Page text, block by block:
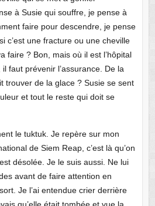
à Susie qui souffre, je pense à
faire pour descendre, je pense
c’est une fracture ou une cheville
faire ? Bon, mais où il est l’hôpital
faut prévenir l’assurance. De la
trouver de la glace ? Susie se sent
et tout le reste qui doit se
le tuktuk. Je repère sur mon
de Siem Reap, c’est là qu’on
désolée. Je le suis aussi. Ne lui
avant de faire attention en
Je l’ai entendue crier derrière
qu’elle était tombée et vue la